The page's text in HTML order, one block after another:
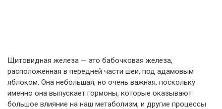
Щитовидная железа — это бабочковая железа,
расположенная в передней части шеи, под адамовым
яблоком. Она небольшая, но очень важная, поскольку
именно она выпускает гормоны, которые оказывают
большое влияние на наш метаболизм, и другие процессы